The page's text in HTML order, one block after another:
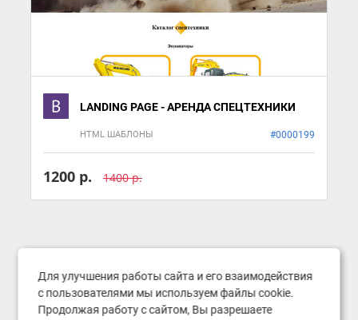
LANDING PAGE - АРЕНДА СПЕЦТЕХНИКИ
HTML ШАБЛОНЫ #0000199
1200 р. 1400 р.
Для улучшения работы сайта и его взаимодействия
с пользователями мы используем файлы cookie.
Продолжая работу с сайтом, Вы разрешаете